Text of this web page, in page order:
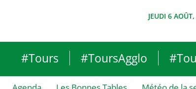
JEUDI 6
#Tours #ToursAgglo